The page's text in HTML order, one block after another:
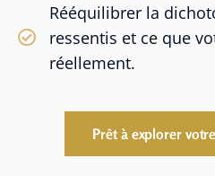
Rééquilibrer la
ressentis et ce que
réellement.
Prêt à explorer